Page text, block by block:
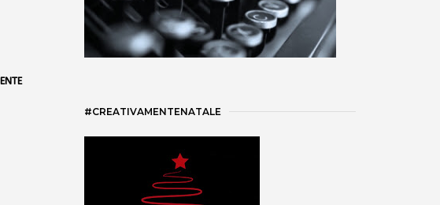
#CREATIVAMENTENATALE